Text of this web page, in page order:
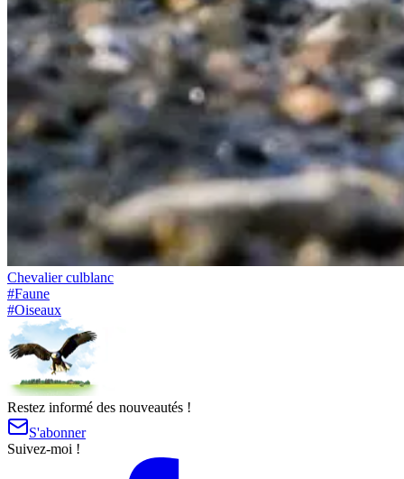
Chevalier culblanc
#Faune
#Oiseaux
Restez informé des nouveautés !
S'abonner
Suivez-moi !